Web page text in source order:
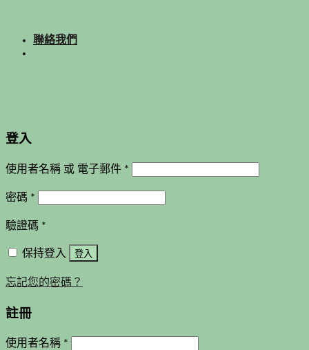
聯絡我們
登入
使用者名稱 或 電子郵件 *
密碼 *
驗證碼 *
保持登入 登入
忘記您的密碼？
註冊
使用者名稱 *